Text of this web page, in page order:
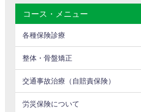
コース・メニュー
各種保険診療
整体・骨盤矯正
交通事故治療（自賠責保険）
労災保険について